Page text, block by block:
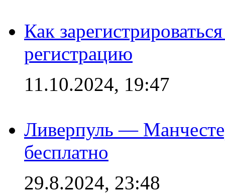
Как
регистрацию
11.10.2024, 19:47
Ливерпуль —
бесплатно
29.8.2024, 23:48